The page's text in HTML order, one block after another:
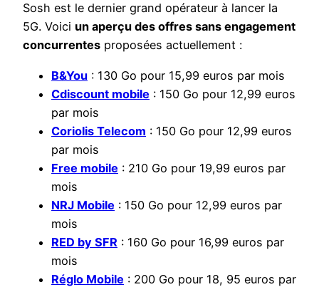
Sosh est le dernier grand opérateur à lancer la
5G. Voici un aperçu des offres sans engagement
concurrentes proposées actuellement :
B&You : 130 Go pour 15,99 euros par mois
Cdiscount mobile : 150 Go pour 12,99 euros
par mois
Coriolis Telecom : 150 Go pour 12,99 euros
par mois
Free mobile : 210 Go pour 19,99 euros par
mois
NRJ Mobile : 150 Go pour 12,99 euros par
mois
RED by SFR : 160 Go pour 16,99 euros par
mois
Réglo Mobile : 200 Go pour 18, 95 euros par